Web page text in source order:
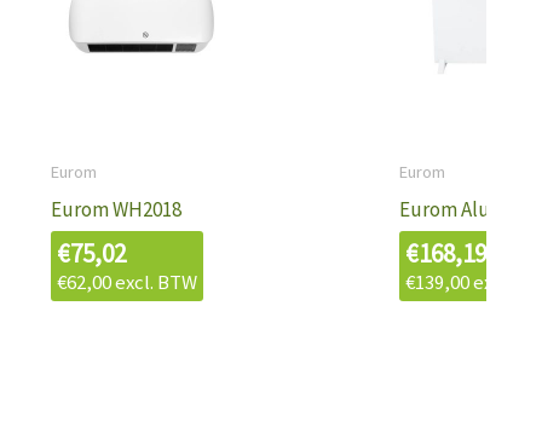
Eurom
Eurom WH2018
€75,02
€62,00excl. BTW
Eurom
Eurom
€168,19
€139,00excl.